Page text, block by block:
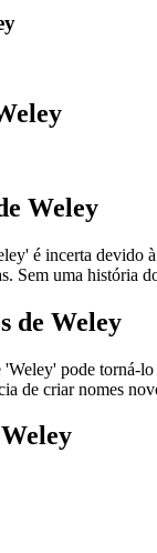
Weley
é incerta devido
Sem uma história
de Weley
pode torná-lo
de criar nomes